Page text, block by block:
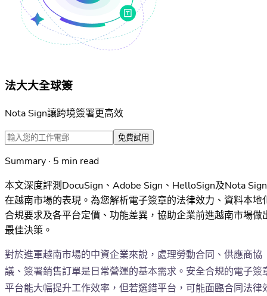
法大大全球簽
Nota Sign讓跨境簽署更高效
免費試用
Summary · 5 min read
本文深度評測DocuSign、Adobe Sign、HelloSign及Nota Sign
在越南市場的表現。為您解析電子簽章的法律效力、資料本地
合規要求及各平台定價、功能差異，協助企業前進越南市場做
最佳決策。
對於進軍越南市場的中資企業來說，處理勞動合同、供應商協
議、簽署銷售訂單是日常營運的基本需求。安全合規的電子簽
平台能大幅提升工作效率，但若選錯平台，可能面臨合同法律